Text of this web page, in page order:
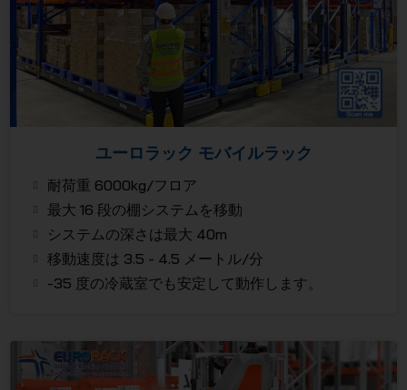
ユーロラック モバイルラック
耐荷重 6000kg/フロア
最大 16 段の棚システムを移動
システムの深さは最大 40m
移動速度は 3.5 - 4.5 メートル/分
-35 度の冷蔵室でも安定して動作します。